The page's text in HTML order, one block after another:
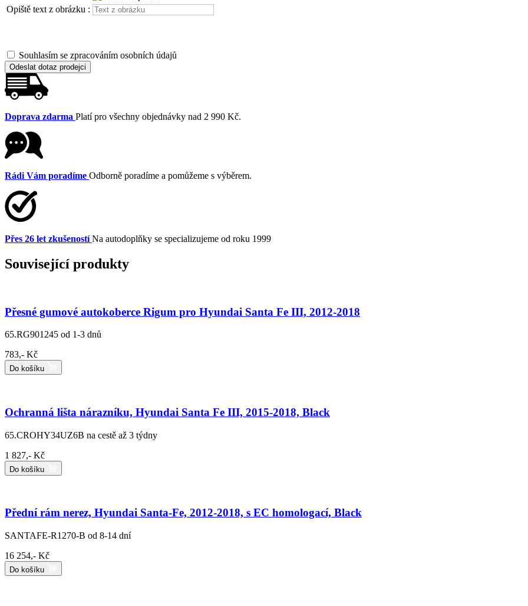
Opiště text z obrázku :
Souhlasím se zpracováním osobních údajů
Odeslat dotaz prodejci
Doprava zdarma Platí pro všechny objednávky nad 2 990 Kč.
Rádi Vám poradíme Odborně poradíme a pomůžeme s výběrem.
Přes 26 let zkušeností Na autodoplňky se specializujeme od roku 1999
Související produkty
Přesné gumové autokoberce Rigum pro Hyundai Santa Fe III, 2012-2018
65.RG901245 od 1-3 dnů
783,- Kč
Do košíku
Ochranná lišta nárazníku, Hyundai Santa Fe III, 2015-2018, Black
65.CROHY34UZ6B na cestě až 3 týdny
1 827,- Kč
Do košíku
Přední rám nerez, Hyundai Santa-Fe, 2012-2018, s EC homologací, Black
SANTAFE-R1270-B od 8-14 dní
16 254,- Kč
Do košíku